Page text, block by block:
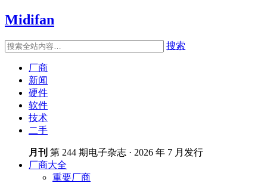
Midifan
搜索
厂商
新闻
硬件
软件
技术
二手
月刊 第 244 期电子杂志 · 2026 年 7 月发行
厂商大全
重要厂商